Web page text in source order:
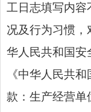
工日志填写内容
况及行为习惯，
华人民共和国
《中华人民共
款：生产经营单